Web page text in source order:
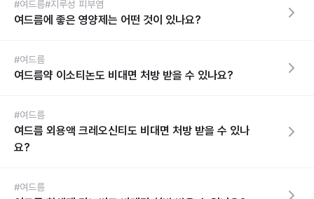
#여드름#지루성 피부염
여드름에 좋은 영양제는 어떤 것이 있나요?
#여드름
여드름약 이소티논도 비대면 처방 받을 수 있나요?
#여드름
여드름 외용액 크레오신티도 비대면 처방 받을 수 있나
요?
#여드름